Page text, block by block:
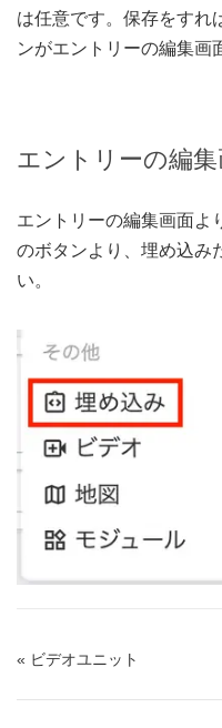
は任意です。保存をすれ
ンがエントリーの編集画
エントリーの編集
エントリーの編集画面よ
のボタンより、埋め込み
い。
« ビデオユニット